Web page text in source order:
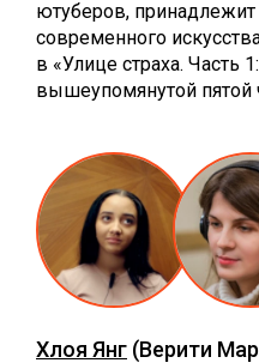
ютуберов,
современного
в «Улице страха. Часть
вышеупомянутой пятой
Хлоя Янг (Верити